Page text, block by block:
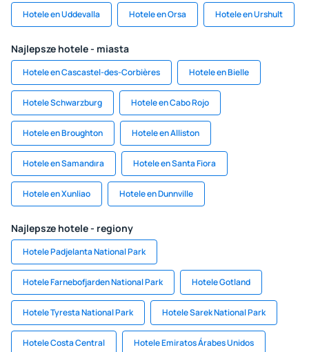
Hotele en Uddevalla Hotele en Orsa Hotele en Urshult
Najlepsze hotele - miasta
Hotele en Cascastel-des-Corbières Hotele en Bielle
Hotele Schwarzburg Hotele en Cabo Rojo
Hotele en Broughton Hotele en Alliston
Hotele en Samandıra Hotele en Santa Fiora
Hotele en Xunliao Hotele en Dunnville
Najlepsze hotele - regiony
Hotele Padjelanta National Park
Hotele Farnebofjarden National Park Hotele Gotland
Hotele Tyresta National Park Hotele Sarek National Park
Hotele Costa Central Hotele Emiratos Árabes Unidos